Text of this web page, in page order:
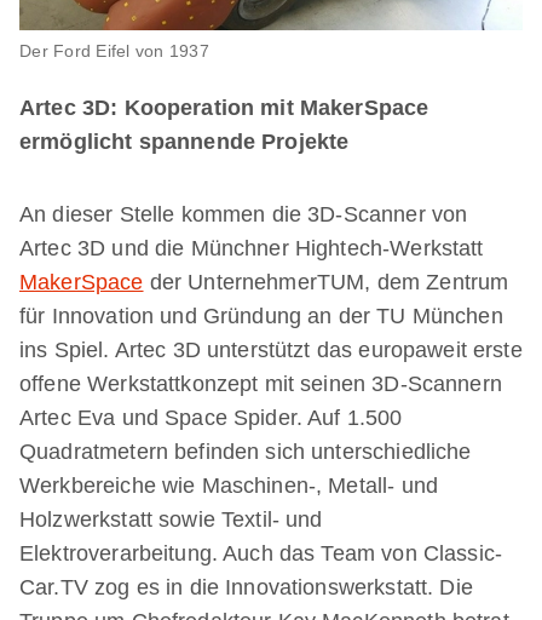
Der Ford Eifel von 1937
Artec 3D: Kooperation mit MakerSpace
ermöglicht spannende Projekte
An dieser Stelle kommen die 3D-Scanner von
Artec 3D und die Münchner Hightech-Werkstatt
MakerSpace der UnternehmerTUM, dem Zentrum
für Innovation und Gründung an der TU München
ins Spiel. Artec 3D unterstützt das europaweit erste
offene Werkstattkonzept mit seinen 3D-Scannern
Artec Eva und Space Spider. Auf 1.500
Quadratmetern befinden sich unterschiedliche
Werkbereiche wie Maschinen-, Metall- und
Holzwerkstatt sowie Textil- und
Elektroverarbeitung. Auch das Team von Classic-
Car.TV zog es in die Innovationswerkstatt. Die